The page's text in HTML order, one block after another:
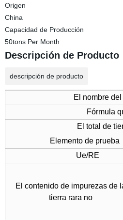
Origen
China
Capacidad de Producción
50tons Per Month
Descripción de Producto
descripción de producto
El nombre
Fórmula
El total de
Elemento de prueba
Ue/RE
El contenido de impurezas de
tierra rara no